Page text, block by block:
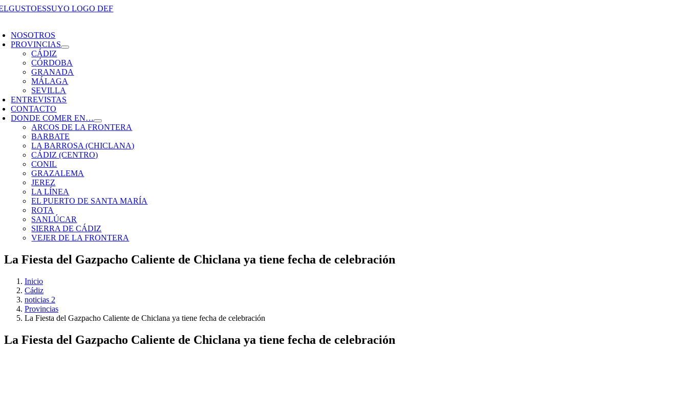
Saltar
NOSOTROS
PROVINCIAS
CÁDIZ
CÓRDOBA
GRANADA
MÁLAGA
SEVILLA
ENTREVISTAS
CONTACTO
DONDE COMER EN…
ARCOS DE LA FRONTERA
BARBATE
LA BARROSA (CHICLANA)
CÁDIZ (CENTRO)
CONIL
GRAZALEMA
JEREZ
LA LÍNEA
EL PUERTO DE SANTA MARÍA
ROTA
SANLÚCAR
SIERRA DE CÁDIZ
VEJER DE LA FRONTERA
La Fiesta del Gazpacho Caliente de Chiclana ya tiene fecha de celebración
Inicio
Cádiz
noticias 2
Provincias
La Fiesta del Gazpacho Caliente de Chiclana ya tiene fecha de celebración
La Fiesta del Gazpacho Caliente de Chiclana ya tiene fecha de celebración